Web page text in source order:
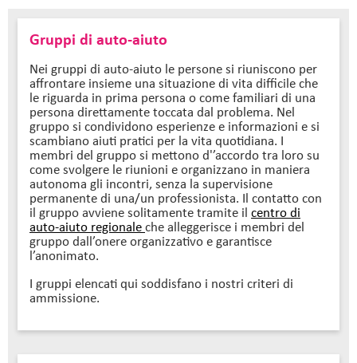
Gruppi di auto-aiuto
Nei gruppi di auto-aiuto le persone si riuniscono per
affrontare insieme una situazione di vita difficile che
le riguarda in prima persona o come familiari di una
persona direttamente toccata dal problema. Nel
gruppo si condividono esperienze e informazioni e si
scambiano aiuti pratici per la vita quotidiana. I
membri del gruppo si mettono d'’accordo tra loro su
come svolgere le riunioni e organizzano in maniera
autonoma gli incontri, senza la supervisione
permanente di una/un professionista. Il contatto con
il gruppo avviene solitamente tramite il centro di
auto-aiuto regionaleche alleggerisce i membri del
gruppo dall’onere organizzativo e garantisce
l’anonimato.
I gruppi elencati qui soddisfano i nostri criteri di
ammissione.